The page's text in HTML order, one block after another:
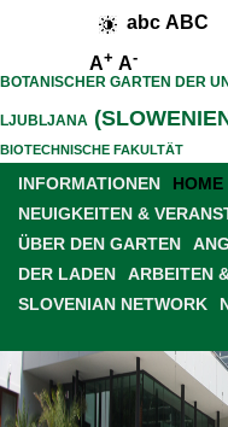
abc ABC
A+ A-
BOTANISCHER GARTEN DER
LJUBLJANA
BIOTECHNISCHE FAKULTÄT
INFORMATIONEN HOME
NEUIGKEITEN &
ÜBER DEN GARTEN
DER LADEN
ARBEITEN
SLOVENIAN NETWORK